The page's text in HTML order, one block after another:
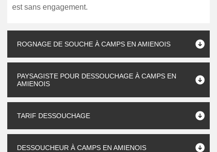
est sans engagement.
ROGNAGE DE SOUCHE À CAMPS EN AMIENOIS
PAYSAGISTE POUR DESSOUCHAGE À CAMPS EN
AMIENOIS
TARIF DESSOUCHAGE
DESSOUCHEUR À CAMPS EN AMIENOIS